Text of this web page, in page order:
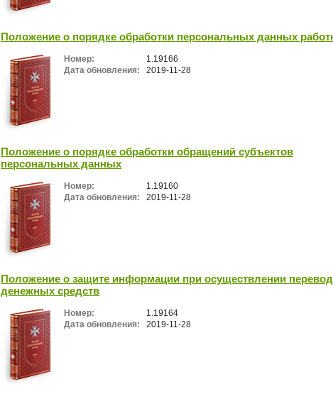
Положение о порядке обработки персональных данных
Номер:
1.19166
Дата обновления:
2019-11-28
Положение о порядке обработки обращений субъектов
персональных данных
Номер:
1.19160
Дата обновления:
2019-11-28
Положение о защите информации при осуществлении
денежных средств
Номер:
1.19164
Дата обновления:
2019-11-28